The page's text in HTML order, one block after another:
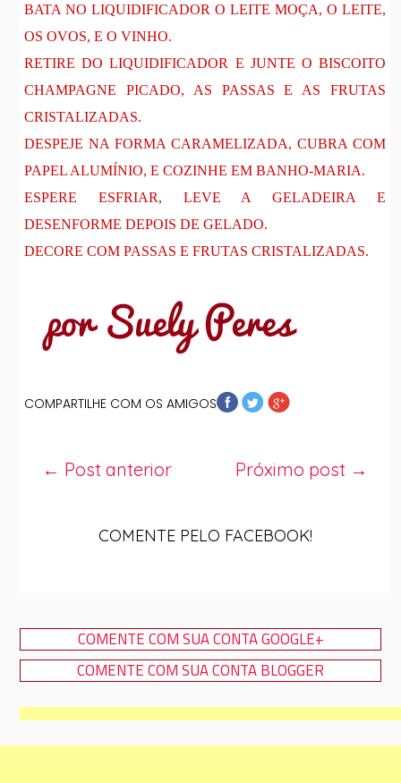
BATA NO LIQUIDIFICADOR O LEITE MOÇA, O LEITE,
OS OVOS, E O VINHO.
RETIRE DO LIQUIDIFICADOR E JUNTE O BISCOITO
CHAMPAGNE PICADO, AS PASSAS E AS FRUTAS
CRISTALIZADAS.
DESPEJE NA FORMA CARAMELIZADA, CUBRA COM
PAPEL ALUMÍNIO, E COZINHE EM BANHO-MARIA.
ESPERE ESFRIAR, LEVE A GELADEIRA E
DESENFORME DEPOIS DE GELADO.
DECORE COM PASSAS E FRUTAS CRISTALIZADAS.
COMPARTILHE COM OS AMIGOS
Próximo post →
← Post anterior
COMENTE PELO FACEBOOK!
COMENTE COM SUA CONTA GOOGLE+
COMENTE COM SUA CONTA BLOGGER